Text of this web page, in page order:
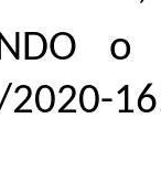
16